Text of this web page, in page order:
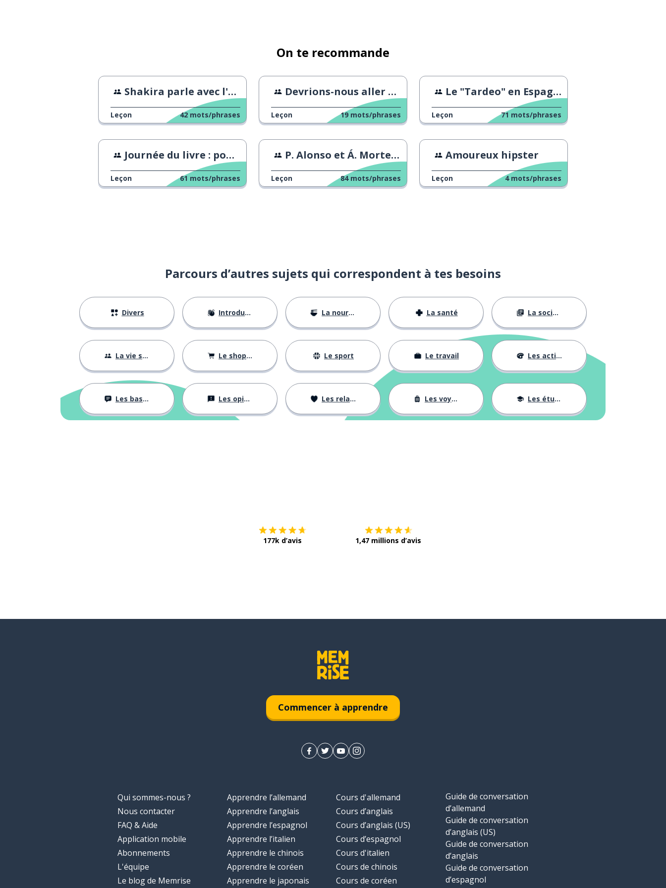
On te recommande
Shakira parle avec l'accent d'Espagne
Leçon 42 mots/phrases
Devrions-nous aller à Malasaña ?
Leçon 19 mots/phrases
Le "Tardeo" en Espagne
Leçon 71 mots/phrases
Journée du livre : pourquoi lit-on ?
Leçon 61 mots/phrases
P. Alonso et Á. Morte lisent les tweets des fans
Leçon 84 mots/phrases
Amoureux hipster
Leçon 4 mots/phrases
Parcours d’autres sujets qui correspondent à tes besoins
Divers Introductions La nourriture La santé La société
La vie sociale Le shopping Le sport Le travail Les activités
Les bases Les opinions Les relations Les voyages Les études
177k d’avis 1,47 millions d’avis
Commencer à apprendre
Qui sommes-nous ?
Nous contacter
FAQ & Aide
Application mobile
Abonnements
L'équipe
Le blog de Memrise
Apprendre l’allemand
Apprendre l’anglais
Apprendre l’espagnol
Apprendre l’italien
Apprendre le chinois
Apprendre le coréen
Apprendre le japonais
Cours d'allemand
Cours d’anglais
Cours d’anglais (US)
Cours d’espagnol
Cours d'italien
Cours de chinois
Cours de coréen
Guide de conversation
d’allemand
Guide de conversation
d’anglais (US)
Guide de conversation
d’anglais
Guide de conversation
d’espagnol